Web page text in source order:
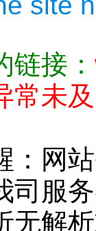
链接：
常未
：网
司服
无解